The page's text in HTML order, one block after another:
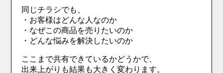
同じチラシでも、
・お客様はどんな人なのか
・なぜこの商品を売りたいのか
・どんな悩みを解決したいのか
ここまで共有できているかどうかで、
出来上がりも結果も大きく変わります。